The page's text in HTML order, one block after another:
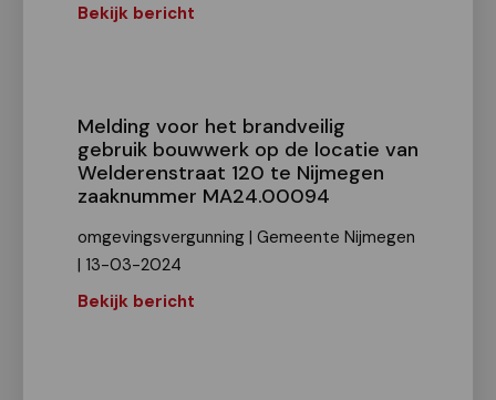
Bekijk bericht
Melding voor het brandveilig
gebruik bouwwerk op de locatie van
Welderenstraat 120 te Nijmegen
zaaknummer MA24.00094
omgevingsvergunning | Gemeente Nijmegen
| 13-03-2024
Bekijk bericht